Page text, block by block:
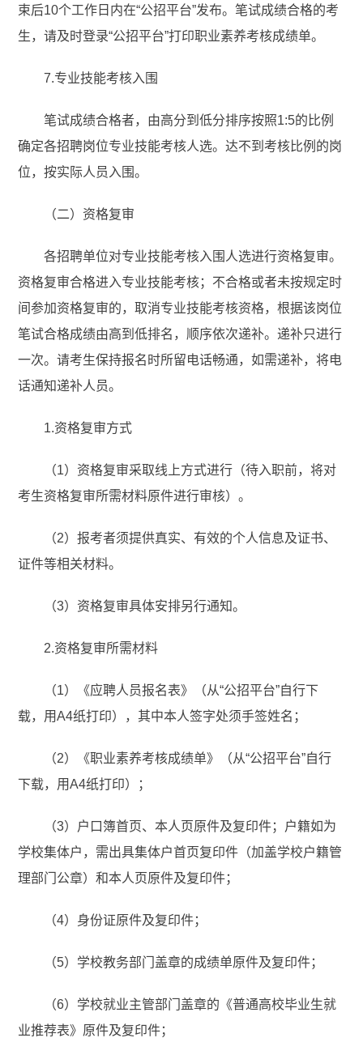
束后10个工作日内在“公招平台”发布。笔试成绩合格的考
生，请及时登录“公招平台”打印职业素养考核成绩单。
7.专业技能考核入围
笔试成绩合格者，由高分到低分排序按照1:5的比例
确定各招聘岗位专业技能考核人选。达不到考核比例的岗
位，按实际人员入围。
（二）资格复审
各招聘单位对专业技能考核入围人选进行资格复审。
资格复审合格进入专业技能考核；不合格或者未按规定时
间参加资格复审的，取消专业技能考核资格，根据该岗位
笔试合格成绩由高到低排名，顺序依次递补。递补只进行
一次。请考生保持报名时所留电话畅通，如需递补，将电
话通知递补人员。
1.资格复审方式
（1）资格复审采取线上方式进行（待入职前，将对
考生资格复审所需材料原件进行审核）。
（2）报考者须提供真实、有效的个人信息及证书、
证件等相关材料。
（3）资格复审具体安排另行通知。
2.资格复审所需材料
（1）《应聘人员报名表》（从“公招平台”自行下
载，用A4纸打印），其中本人签字处须手签姓名；
（2）《职业素养考核成绩单》（从“公招平台”自行
下载，用A4纸打印）；
（3）户口簿首页、本人页原件及复印件；户籍如为
学校集体户，需出具集体户首页复印件（加盖学校户籍管
理部门公章）和本人页原件及复印件；
（4）身份证原件及复印件；
（5）学校教务部门盖章的成绩单原件及复印件；
（6）学校就业主管部门盖章的《普通高校毕业生就
业推荐表》原件及复印件；